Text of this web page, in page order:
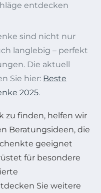
entdecken
sind nicht nur
langlebig – perfekt
Die aktuell
Sie hier: Beste
2025.
zu finden, helfen wir
Beratungsideen, die
geeignet
für besondere
Sie weitere